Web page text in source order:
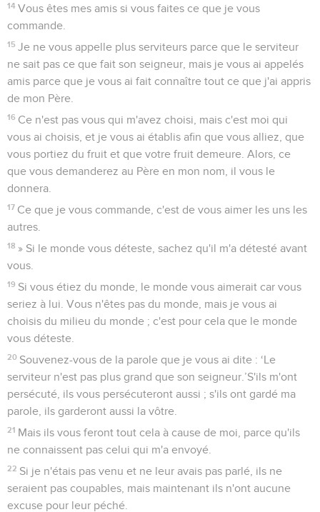
14 Vous êtes mes amis si vous faites ce que je vous
commande.
15 Je ne vous appelle plus serviteurs parce que le serviteur
ne sait pas ce que fait son seigneur, mais je vous ai appelés
amis parce que je vous ai fait connaître tout ce que j'ai appris
de mon Père.
16 Ce n'est pas vous qui m'avez choisi, mais c'est moi qui
vous ai choisis, et je vous ai établis afin que vous alliez, que
vous portiez du fruit et que votre fruit demeure. Alors, ce
que vous demanderez au Père en mon nom, il vous le
donnera.
17 Ce que je vous commande, c'est de vous aimer les uns les
autres.
18 » Si le monde vous déteste, sachez qu'il m'a détesté avant
vous.
19 Si vous étiez du monde, le monde vous aimerait car vous
seriez à lui. Vous n'êtes pas du monde, mais je vous ai
choisis du milieu du monde ; c'est pour cela que le monde
vous déteste.
20 Souvenez-vous de la parole que je vous ai dite : ‘Le
serviteur n'est pas plus grand que son seigneur.’S'ils m'ont
persécuté, ils vous persécuteront aussi ; s'ils ont gardé ma
parole, ils garderont aussi la vôtre.
21 Mais ils vous feront tout cela à cause de moi, parce qu'ils
ne connaissent pas celui qui m'a envoyé.
22 Si je n'étais pas venu et ne leur avais pas parlé, ils ne
seraient pas coupables, mais maintenant ils n'ont aucune
excuse pour leur péché.